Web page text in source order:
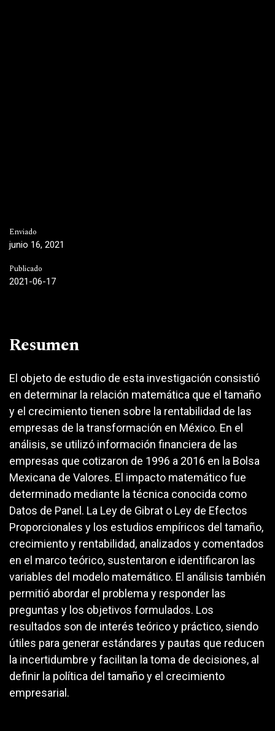
Enviado
junio 16, 2021
Publicado
2021-06-17
Resumen
El objeto de estudio de esta investigación consistió
en determinar la relación matemática que el tamaño
y el crecimiento tienen sobre la rentabilidad de las
empresas de la transformación en México. En el
análisis, se utilizó información financiera de las
empresas que cotizaron de 1996 a 2016 en la Bolsa
Mexicana de Valores. El impacto matemático fue
determinado mediante la técnica conocida como
Datos de Panel. La Ley de Gibrat o Ley de Efectos
Proporcionales y los estudios empíricos del tamaño,
crecimiento y rentabilidad, analizados y comentados
en el marco teórico, sustentaron e identificaron las
variables del modelo matemático. El análisis también
permitió abordar el problema y responder las
preguntas y los objetivos formulados. Los
resultados son de interés teórico y práctico, siendo
útiles para generar estándares y pautas que reducen
la incertidumbre y facilitan la toma de decisiones, al
definir la política del tamaño y el crecimiento
empresarial.